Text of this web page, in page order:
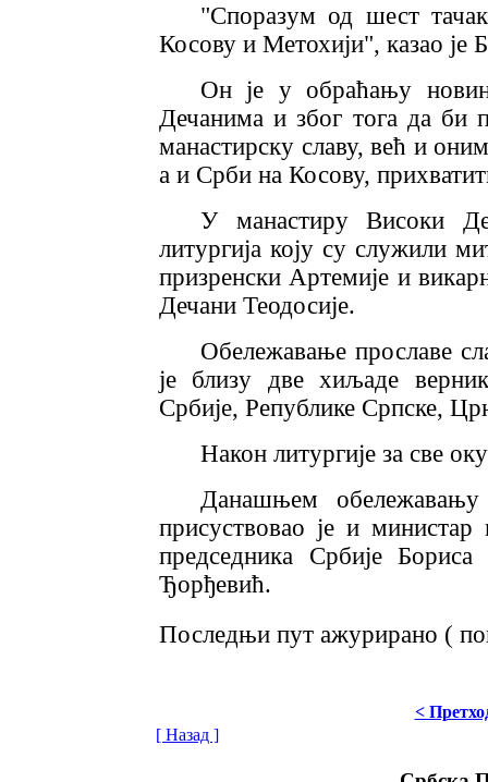
"Споразум од шест
Косову и Метохији", казао је
Он је у обраћању
Дечанима и због тога да би
манастирску славу, већ и
а и Срби на Косову,
У манастиру Високи
литургија коју су служили
призренски Артемије и
Дечани Теодосије.
Обележавање прославе
је близу две хиљаде
Србије, Републике Српске,
Након литургије за све
Данашњем
присуствовао је и
председника Србије
Ђорђевић.
Последњи пут ажурирано (
<
[ Назад ]